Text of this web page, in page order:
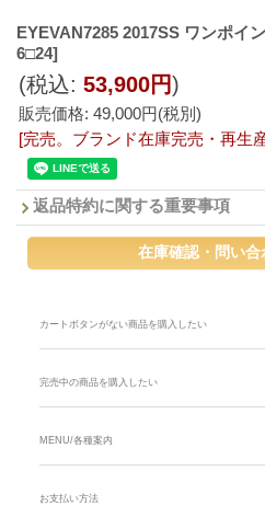
EYEVAN7285 2017SS ワンポイ
6□24]
販売価格: 49,000円(税別)
(税込: 53,900円)
[完売。ブランド在庫完売・再生
返品特約に関する重要事項
カートボタンがない商品を購入したい
完売中の商品を購入したい
MENU/各種案内
お支払い方法